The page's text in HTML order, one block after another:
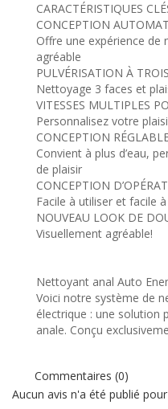
CARACTÉRISTIQUES
CONCEPTION
Offre une expérience de
agréable
PULVÉRISATION À
Nettoyage 3 faces et
VITESSES MULTIPLES
Personnalisez votre
CONCEPTION
Convient à plus d’eau,
de plaisir
CONCEPTION
Facile à utiliser et facile
NOUVEAU LOOK DE
Visuellement agréable!
Nettoyant anal Auto
Voici notre système de
électrique : une solution
anale. Conçu
Commentaires (0)
Aucun avis n'a été publié